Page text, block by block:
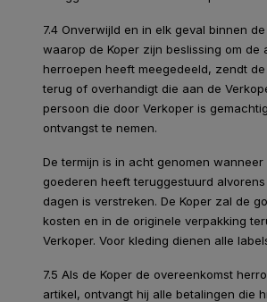
7.4 Onverwijld en in elk geval binnen
waarop de Koper zijn beslissing om de
herroepen heeft meegedeeld, zendt
terug of overhandigt die aan de
persoon die door Verkoper is
ontvangst te nemen.
De termijn is in acht genomen wanneer
goederen heeft teruggestuurd
dagen is verstreken. De Koper zal de
kosten en in de originele verpakking
Verkoper. Voor kleding dienen alle
7.5 Als de Koper de overeenkomst
artikel, ontvangt hij alle betalingen die